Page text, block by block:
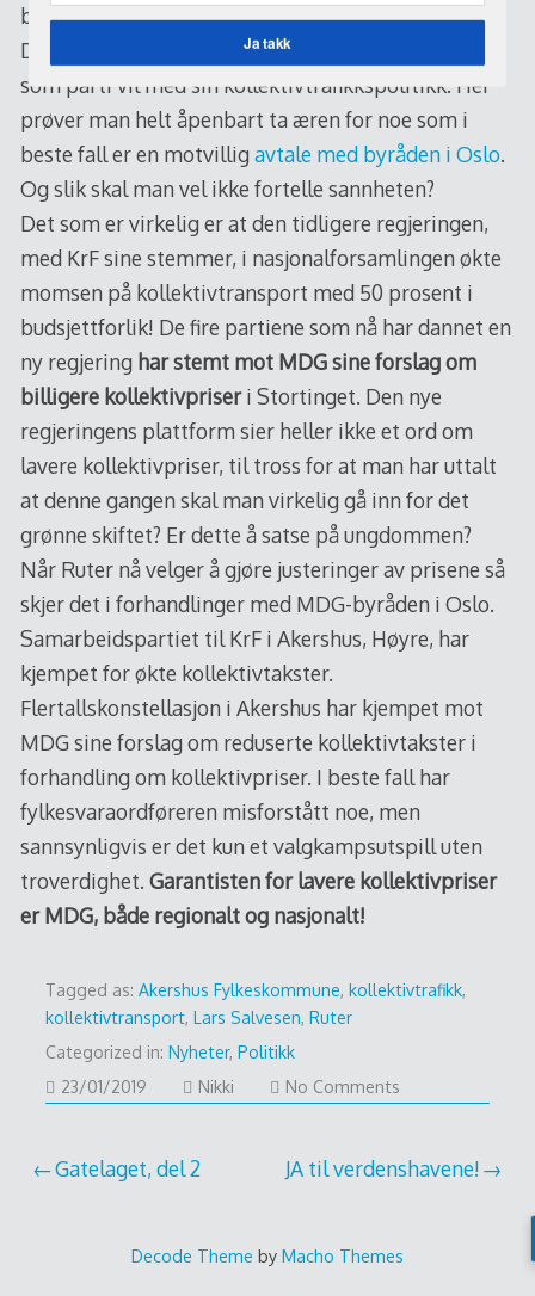
blir effekten på sikt.
Det er derfor som jeg blir så forundret på hva KrF
som parti vil med sin kollektivtrafikkspolitikk. Her
prøver man helt åpenbart ta æren for noe som i
beste fall er en motvilligavtale med byråden i Oslo.
Og slik skal man vel ikke fortelle sannheten?
Det som er virkelig er at den tidligere regjeringen,
med KrF sine stemmer, i nasjonalforsamlingen økte
momsen på kollektivtransport med 50 prosent i
budsjettforlik! De fire partiene som nå har dannet en
ny regjering har stemt mot MDG sine forslag om
billigere kollektivpriseri Stortinget. Den nye
regjeringens plattform sier heller ikke et ord om
lavere kollektivpriser, til tross for at man har uttalt
at denne gangen skal man virkelig gå inn for det
grønne skiftet? Er dette å satse på ungdommen?
Når Ruter nå velger å gjøre justeringer av prisene så
skjer det i forhandlinger med MDG-byråden i Oslo.
Samarbeidspartiet til KrF i Akershus, Høyre, har
kjempet for økte kollektivtakster.
Flertallskonstellasjon i Akershus har kjempet mot
MDG sine forslag om reduserte kollektivtakster i
forhandling om kollektivpriser. I beste fall har
fylkesvaraordføreren misforstått noe, men
sannsynligvis er det kun et valgkampsutspill uten
troverdighet. Garantisten for lavere kollektivpriser
er MDG, både regionalt og nasjonalt!
Tagged as: Akershus Fylkeskommune, kollektivtrafikk,
kollektivtransport, Lars Salvesen, Ruter
Categorized in: Nyheter, Politikk
23/01/2019
Nikki No Comments
Post
Gatelaget, del 2 JA til verdenshavene!
Decode Theme by Macho Themes
Ja takk
POWERED BY